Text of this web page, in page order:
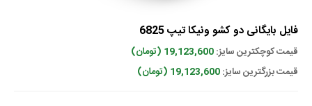
فایل بایگانی دو کشو ونیکا تیپ 6825
قیمت کوچکترین سایز:19,123,600 (تومان)
قیمت بزرگترین سایز:19,123,600 (تومان)